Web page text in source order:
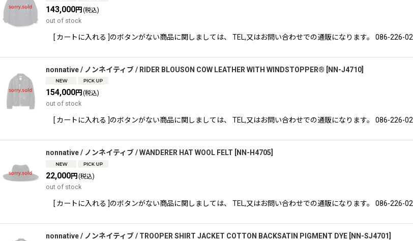
143,000円(税込)
out of stock
[ カートに入れる ]のボタンがない商品に関しましては、 TEL,又はお問い合わせでの通販になります。 086-226-
nonnative / ノンネイティブ / RIDER BLOUSON COW LEATHER WITH WINDSTOPPER® [NN-J4710]
154,000円 (税込)
out of stock
[ カートに入れる ]のボタンがない商品に関しましては、 TEL,又はお問い合わせでの通販になります。 086-226-
nonnative / ノンネイティブ / WANDERER HAT WOOL FELT NN-H4705
22,000円 (税込)
out of stock
[ カートに入れる ]のボタンがない商品に関しましては、 TEL,又はお問い合わせでの通販になります。 086-226-
nonnative / ノンネイティブ / TROOPER SHIRT JACKET COTTON BACKSATIN PIGMENT DYE NN-SJ4701